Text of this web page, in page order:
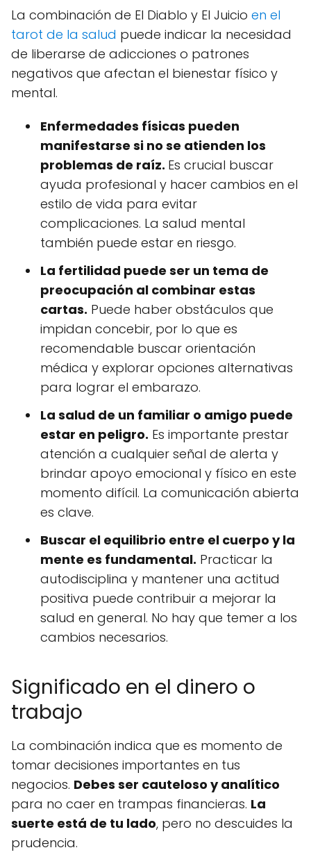
La combinación de El Diablo y El Juicio en el
tarot de la salud puede indicar la necesidad
de liberarse de adicciones o patrones
negativos que afectan el bienestar físico y
mental.
Enfermedades físicas pueden
manifestarse si no se atienden los
problemas de raíz. Es crucial buscar
ayuda profesional y hacer cambios en el
estilo de vida para evitar
complicaciones. La salud mental
también puede estar en riesgo.
La fertilidad puede ser un tema de
preocupación al combinar estas
cartas. Puede haber obstáculos que
impidan concebir, por lo que es
recomendable buscar orientación
médica y explorar opciones alternativas
para lograr el embarazo.
La salud de un familiar o amigo puede
estar en peligro. Es importante prestar
atención a cualquier señal de alerta y
brindar apoyo emocional y físico en este
momento difícil. La comunicación abierta
es clave.
Buscar el equilibrio entre el cuerpo y la
mente es fundamental. Practicar la
autodisciplina y mantener una actitud
positiva puede contribuir a mejorar la
salud en general. No hay que temer a los
cambios necesarios.
Significado en el dinero o
trabajo
La combinación indica que es momento de
tomar decisiones importantes en tus
negocios. Debes ser cauteloso y analítico
para no caer en trampas financieras. La
suerte está de tu lado, pero no descuides la
prudencia.